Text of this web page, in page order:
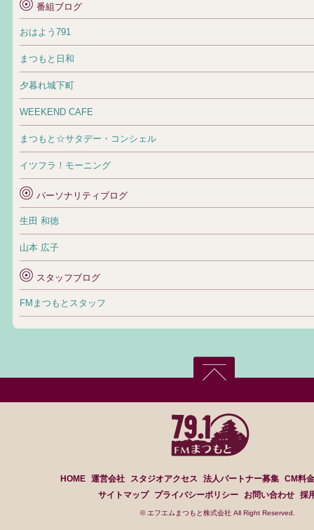
番組ブログ
おはよう791
まつもと日和
夕暮れ城下町
WEEKEND CAFE
まつもと☆サタデー・コンシェル
イツフラ！モーニング
パーソナリティブログ
生田 和徳
山本 広子
スタッフブログ
FMまつもとスタッフ
HOME 運営会社 スタジオアクセス 法人パートナー募集 CM料
サイトマップ
プライバシーポリシー お問い合わせ 採
© エフエムまつもと株式会社 All Right Reserved.